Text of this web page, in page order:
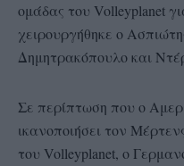
ομάδας του Volleyplanet
χειρουργήθηκε ο
Δημητρακόπουλο και
Σε περίπτωση που o
ικανοποιήσει τον
του Volleyplanet, ο